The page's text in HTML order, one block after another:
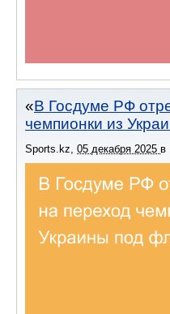
В Госдуме РФ
чемпионки из
Sports.kz 05 декабря 2025 в